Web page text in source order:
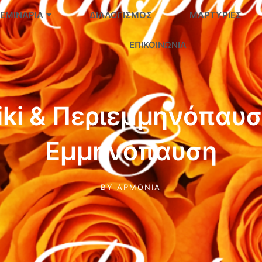
ΔΙΑΛΟΓΙΣΜΌΣ ΜΑΡΤΥΡΊΕΣ
ΕΠΙΚΟΙΝΩΝΊΑ
&
Εμμηνόπαυση
BYΑΡΜΟΝΊΑ